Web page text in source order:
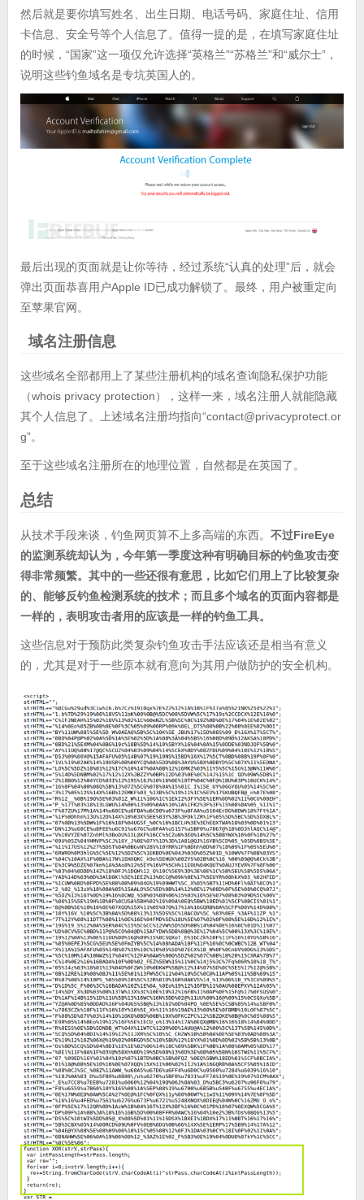
然后就是要你填写姓名、出生日期、电话号码、家庭住址、信用
卡信息、安全号等个人信息了。值得一提的是，在填写家庭住址
的时候，“国家”这一项仅允许选择“英格兰”“苏格兰”和“威尔士”，
说明这些钓鱼域名是专坑英国人的。
最后出现的页面就是让你等待，经过系统“认真的处理”后，就会
弹出页面恭喜用户Apple ID已成功解锁了。最终，用户被重定向
至苹果官网。
域名注册信息
这些域名全部都用上了某些注册机构的域名查询隐私保护功能
（whois privacy protection），这样一来，域名注册人就能隐藏
其个人信息了。上述域名注册均指向“contact@privacyprotect.or
g”。
至于这些域名注册所在的地理位置，自然都是在英国了。
总结
从技术手段来谈，钓鱼网页算不上多高端的东西。 不过FireEye
的监测系统却认为，今年第一季度这种有明确目标的钓鱼攻击变
得非常频繁。其中的一些还很有意思，比如它们用上了比较复杂
的、能够反钓鱼检测系统的技术；而且多个域名的页面内容都是
一样的，表明攻击者用的应该是一样的钓鱼工具。
这些信息对于预防此类复杂钓鱼攻击手法应该还是相当有意义
的，尤其是对于一些原本就有意向为其用户做防护的安全机构。